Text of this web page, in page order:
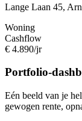
Lange Laan 45,
Woning
Cashflow
€ 4.890/jr
Portfolio-
Eén beeld van je
gewogen rente,